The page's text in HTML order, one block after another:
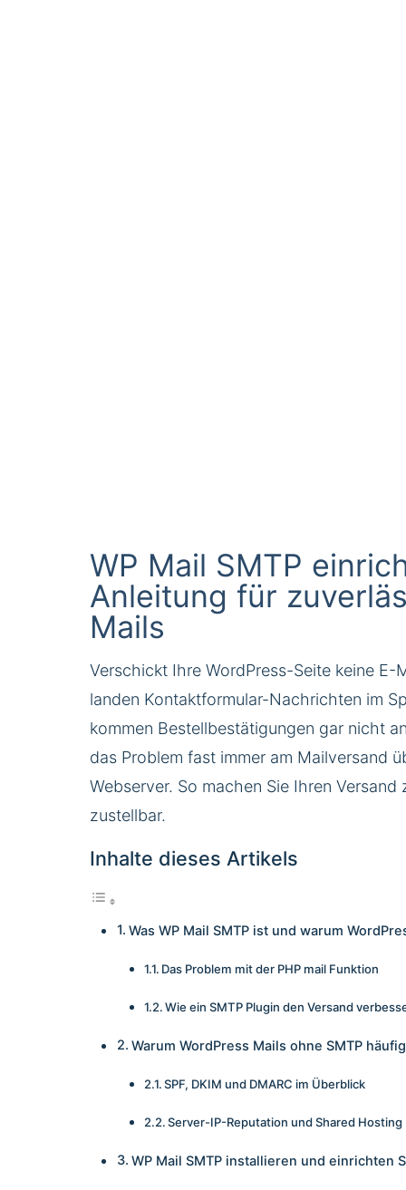
WP Mail SMTP
Anleitung für
Mails
Verschickt Ihre WordPress-Seite keine E-
landen Kontaktformular-Nachrichten im
kommen Bestellbestätigungen gar nicht
das Problem fast immer am Mailversand
Webserver. So machen Sie Ihren Versand
zustellbar.
Inhalte dieses Artikels
Was WP Mail SMTP ist und warum
Das Problem mit der PHP mail Funktion
Wie ein SMTP Plugin den Versand
Warum WordPress Mails ohne SMTP
SPF, DKIM und DMARC im Überblick
Server-IP-Reputation und Shared Hosting
WP Mail SMTP installieren und einrichten